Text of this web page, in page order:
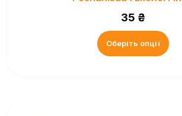
35 ₴
Оберіть опції